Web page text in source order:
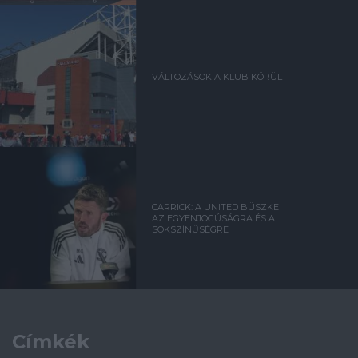
VÁLTOZÁSOK A KLUB KÖRÜL
CARRICK: A UNITED BÜSZKE
AZ EGYENJOGÚSÁGRA ÉS A
SOKSZÍNŰSÉGRE
Címkék